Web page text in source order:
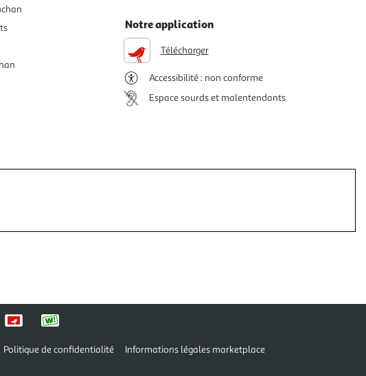
Notre application
Télécharger
Accessibilité : non conforme
Espace sourds et malentendants
Politique de confidentialité Informations légales marketplace